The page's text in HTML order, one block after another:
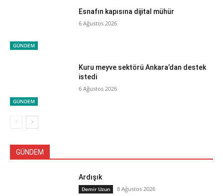
GÜNDEM
Esnafın kapısına dijital mühür
6 Ağustos 2026
GÜNDEM
Kuru meyve sektörü Ankara’dan destek
istedi
6 Ağustos 2026
GÜNDEM
Ardışık
Demir Uzun 8 Ağustos 2026